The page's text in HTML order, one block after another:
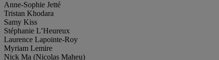
Anne-Sophie Jetté
Tristan Khodara
Samy Kiss
Stéphanie L’Heureux
Laurence Lapointe-Roy
Myriam Lemire
Nick Ma (Nicolas Maheu)